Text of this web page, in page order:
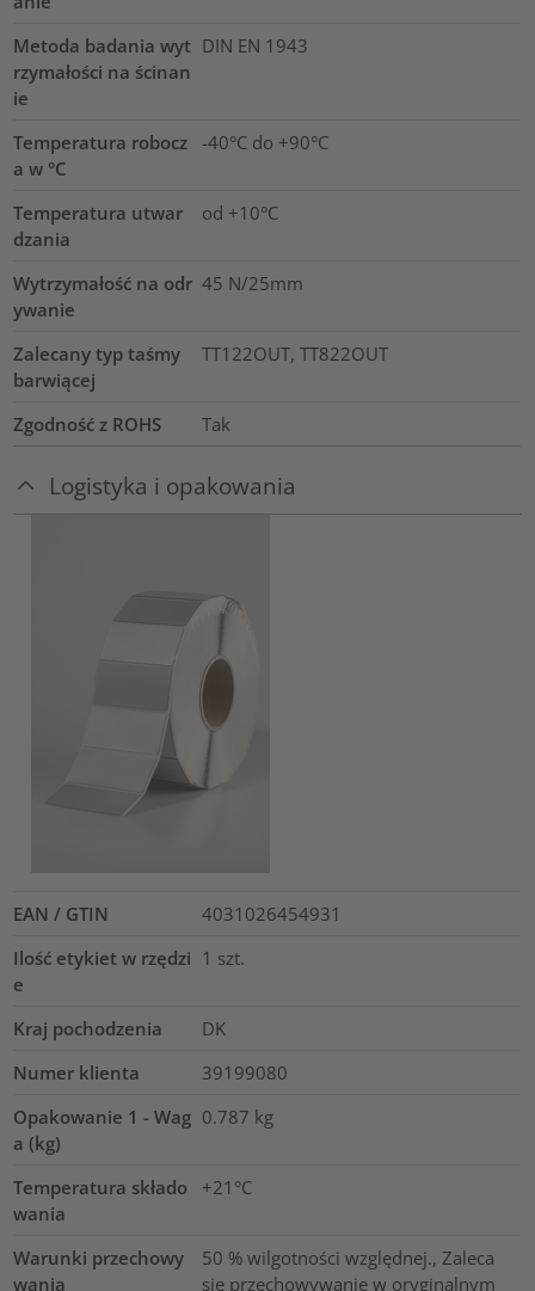
Metoda badania wyt
rzymałości na ścinan
ie
DIN EN 1943
Temperatura robocz
a w °C
-40°C do +90°C
Temperatura utwar
dzania
od +10°C
Wytrzymałość na odr
ywanie
45 N/25mm
Zalecany typ taśmy
barwiącej
TT122OUT, TT822OUT
Zgodność z ROHS Tak
Logistyka i opakowania
EAN / GTIN
4031026454931
Ilość etykiet w rzędzi
e
1 szt.
Kraj pochodzenia
DK
Numer klienta
39199080
Opakowanie 1 - Wag
a (kg)
0.787 kg
Temperatura składo
wania
+21°C
Warunki przechowy
wania
50 % wilgotności względnej., Zaleca
się przechowywanie w oryginalnym